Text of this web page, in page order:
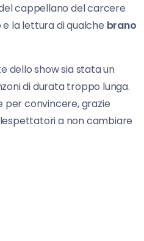
cappellano del carcere
e la lettura di qualche brano
dello show sia stata un
di durata troppo lunga.
per convincere, grazie
a non cambiare